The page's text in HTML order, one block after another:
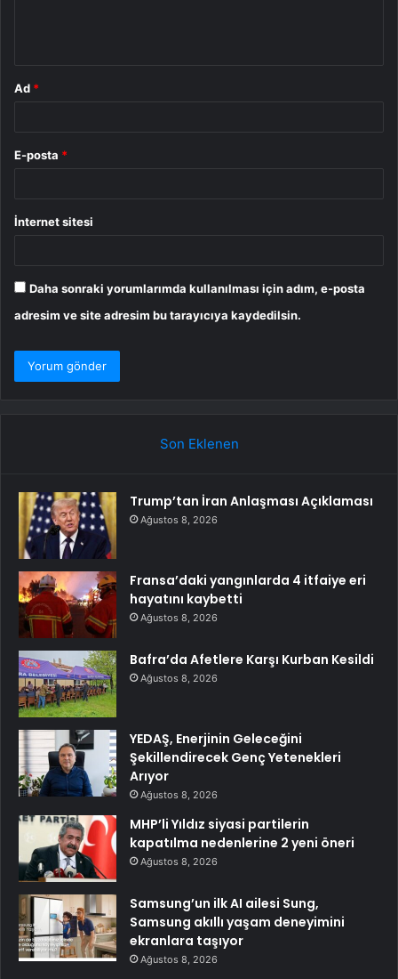
Ad *
E-posta *
İnternet sitesi
Daha sonraki yorumlarımda kullanılması için adım, e-posta
adresim ve site adresim bu tarayıcıya kaydedilsin.
Son Eklenen
Trump’tan İran Anlaşması Açıklaması
Ağustos 8, 2026
Fransa’daki yangınlarda 4 itfaiye eri
hayatını kaybetti
Ağustos 8, 2026
Bafra’da Afetlere Karşı Kurban Kesildi
Ağustos 8, 2026
YEDAŞ, Enerjinin Geleceğini
Şekillendirecek Genç Yetenekleri
Arıyor
Ağustos 8, 2026
MHP’li Yıldız siyasi partilerin
kapatılma nedenlerine 2 yeni öneri
Ağustos 8, 2026
Samsung’un ilk AI ailesi Sung,
Samsung akıllı yaşam deneyimini
ekranlara taşıyor
Ağustos 8, 2026